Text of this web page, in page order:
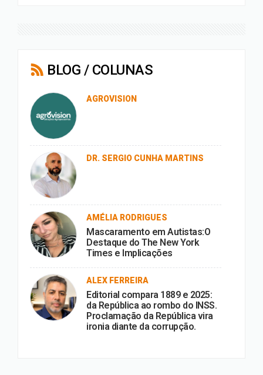
BLOG / COLUNAS
AGROVISION
DR. SERGIO CUNHA MARTINS
AMÉLIA RODRIGUES
Mascaramento em Autistas:O
Destaque do The New York
Times e Implicações
ALEX FERREIRA
Editorial compara 1889 e 2025:
da República ao rombo do INSS.
Proclamação da República vira
ironia diante da corrupção.